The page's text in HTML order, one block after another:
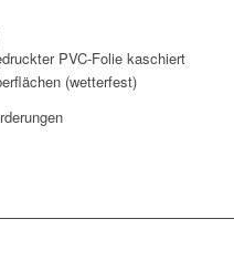
PVC-Folie kaschiert
(wetterfest)